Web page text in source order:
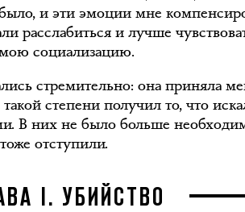
и эти эмоции мне
расслабиться и лучше
социализацию.
стремительно: она приняла
степени получил то, что
В них не было больше
отступили.
I. УБИЙСТВО